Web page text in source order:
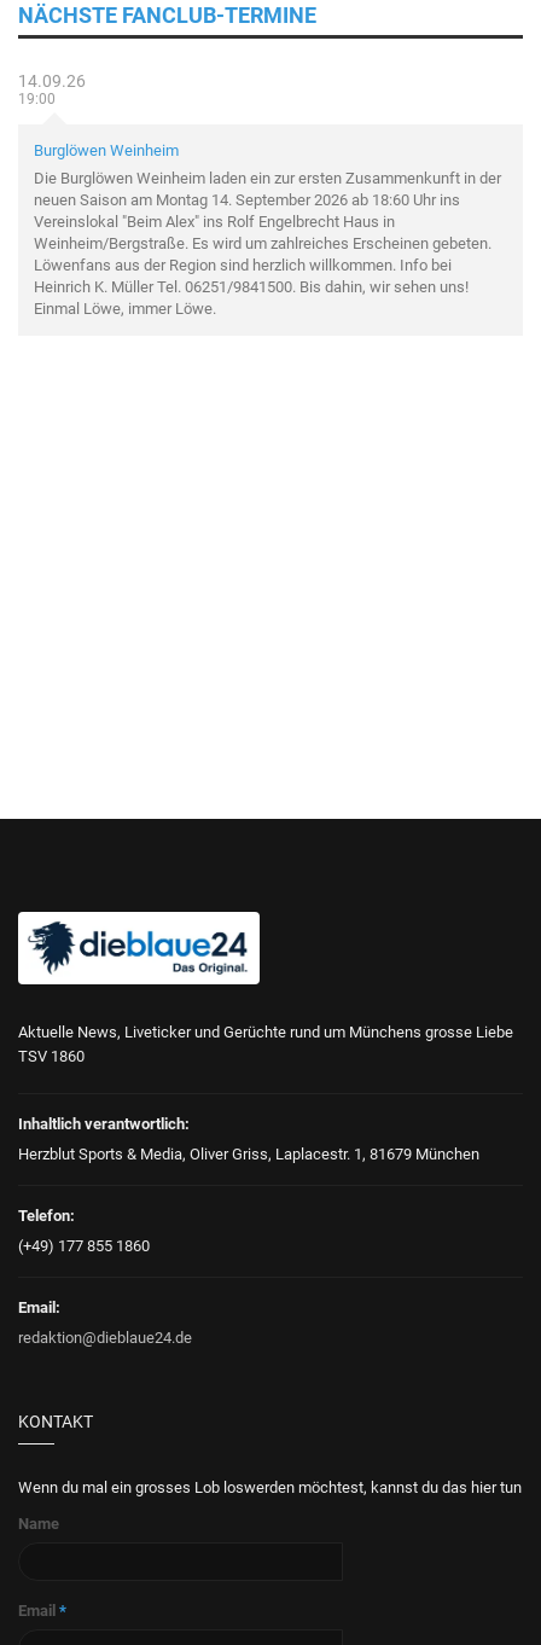
NÄCHSTE FANCLUB-TERMINE
14.09.26
19:00
Burglöwen Weinheim
Die Burglöwen Weinheim laden ein zur ersten Zusammenkunft in der
neuen Saison am Montag 14. September 2026 ab 18:60 Uhr ins
Vereinslokal "Beim Alex" ins Rolf Engelbrecht Haus in
Weinheim/Bergstraße. Es wird um zahlreiches Erscheinen gebeten.
Löwenfans aus der Region sind herzlich willkommen. Info bei
Heinrich K. Müller Tel. 06251/9841500. Bis dahin, wir sehen uns!
Einmal Löwe, immer Löwe.
Aktuelle News, Liveticker und Gerüchte rund um Münchens grosse Liebe
TSV 1860
Inhaltlich verantwortlich:
Herzblut Sports & Media, Oliver Griss, Laplacestr. 1, 81679 München
Telefon:
(+49) 177 855 1860
Email:
redaktion@dieblaue24.de
KONTAKT
Wenn du mal ein grosses Lob loswerden möchtest, kannst du das hier tun
Name
Email *